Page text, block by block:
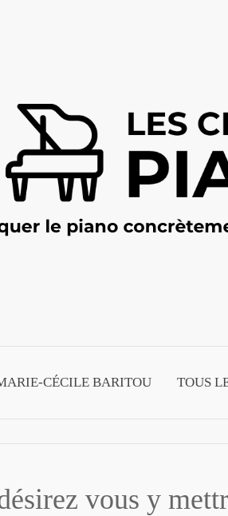
CÉCILE BARITOU TOUS
vous y